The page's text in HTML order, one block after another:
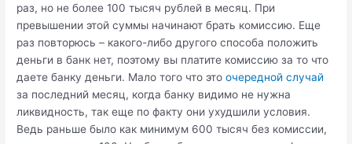
раз, но не более 100 тысяч рублей в месяц. При
превышении этой суммы начинают брать комиссию. Еще
раз повторюсь – какого-либо другого способа положить
деньги в банк нет, поэтому вы платите комиссию за то что
даете банку деньги. Мало того что этоочередной случай
за последний месяц, когда банку видимо не нужна
ликвидность, так еще по факту они ухудшили условия.
Ведь раньше было как минимум 600 тысяч без комиссии,